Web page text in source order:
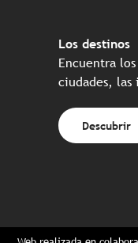
Los destinos
Encuentra
ciudades, las
Descubrir